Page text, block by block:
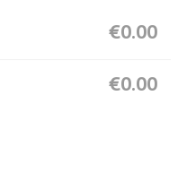
€0.00
€0.00